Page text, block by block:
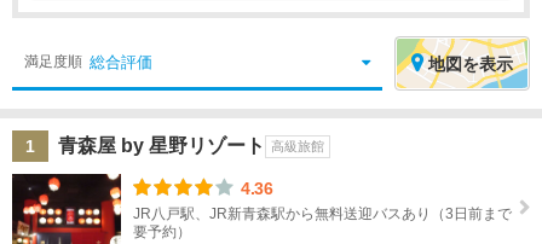
り
条
件
リ
選
択
満足度順 総合評価 地図を表示
1 青森屋 by 星野リゾート 高級旅館
4.36
JR八戸駅、JR新青森駅から無料送迎バスあり（3日前まで
要予約）